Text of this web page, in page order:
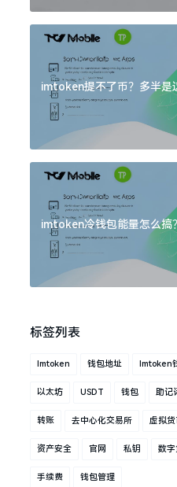
imtoken提不了币？多半是
imtoken冷钱包能量怎么搞
标签列表
Imtoken 钱包地址 Imtoken
以太坊 USDT 钱包 助记
转账 去中心化交易所 虚拟货
资产安全 官网 私钥 数
手续费 钱包管理